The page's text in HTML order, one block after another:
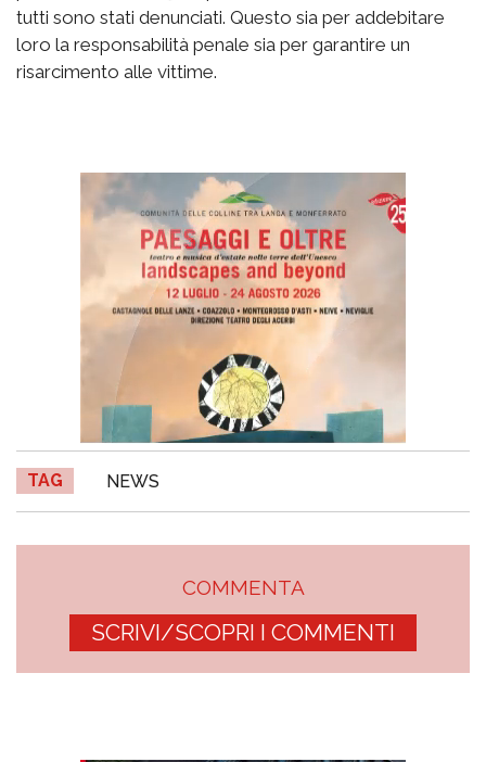
tutti sono stati denunciati. Questo sia per addebitare
loro la responsabilità penale sia per garantire un
risarcimento alle vittime.
TAG NEWS
COMMENTA
SCRIVI/SCOPRI I COMMENTI